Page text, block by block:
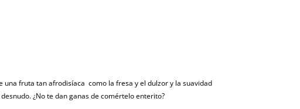
una fruta tan afrodisíaca como la fresa y el dulzor y la suavidad
¿No te dan ganas de comértelo enterito?